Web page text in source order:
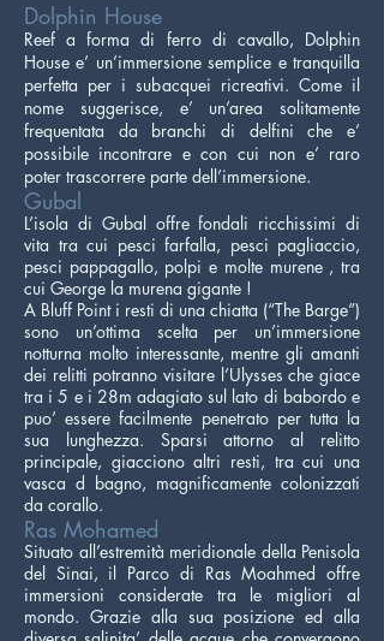
Dolphin House
Reef a forma di ferro di cavallo, Dolphin
House e’ un’immersione semplice e tranquilla
perfetta per i subacquei ricreativi. Come il
nome suggerisce, e’ un’area solitamente
frequentata da branchi di delfini che e’
possibile incontrare e con cui non e’ raro
poter trascorrere parte dell’immersione.
Gubal
L’isola di Gubal offre fondali ricchissimi di
vita tra cui pesci farfalla, pesci pagliaccio,
pesci pappagallo, polpi e molte murene , tra
cui George la murena gigante !
A Bluff Point i resti di una chiatta (“The Barge”)
sono un’ottima scelta per un’immersione
notturna molto interessante, mentre gli amanti
dei relitti potranno visitare l’Ulysses che giace
tra i 5 e i 28m adagiato sul lato di babordo e
puo’ essere facilmente penetrato per tutta la
sua lunghezza. Sparsi attorno al relitto
principale, giacciono altri resti, tra cui una
vasca d bagno, magnificamente colonizzati
da corallo.
Ras Mohamed
Situato all’estremità meridionale della Penisola
del Sinai, il Parco di Ras Moahmed offre
immersioni considerate tra le migliori al
mondo. Grazie alla sua posizione ed alla